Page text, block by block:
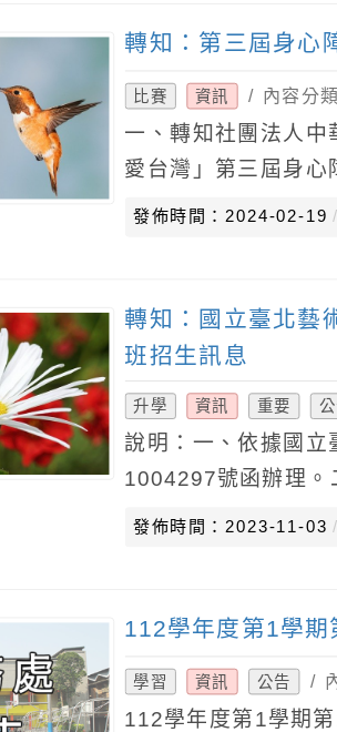
轉知：第三屆身心
比賽 資訊 / 內容分
一、轉知社團法人中
愛台灣」第三屆身心
分參賽辦法內容，
發佈時間：2024-02-19
轉知：國立臺北藝
班招生訊息
升學 資訊 重要
說明：一、依據國
1004297號函辦理。
系七年一貫制學士
發佈時間：2023-11-03
112學年度第1學
學習 資訊 公告 /
112學年度第1學期